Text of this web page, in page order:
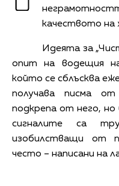
качеството на
Идеята за
опит на водещия
който се сблъсква
получава писма
подкрепа от него,
сигналите са
изобилстващи от
често – написани на